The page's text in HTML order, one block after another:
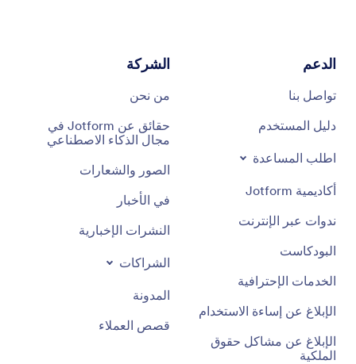
الدعم
تواصل بنا
دليل المستخدم
اطلب المساعدة
أكاديمية Jotform
ندوات عبر الإنترنت
البودكاست
الخدمات الإحترافية
الإبلاغ عن إساءة الاستخدام
الإبلاغ عن مشاكل حقوق
الملكية
الشركة
من نحن
حقائق عن Jotform في
مجال الذكاء الاصطناعي
الصور والشعارات
في الأخبار
النشرات الإخبارية
الشراكات
المدونة
قصص العملاء